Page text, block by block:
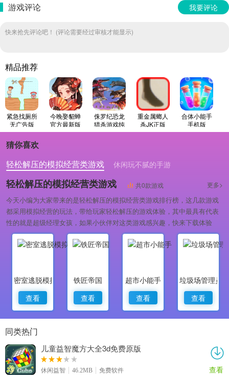
游戏评论 我要评论
快来抢先评论吧！ (评论需要经过审核才能显示)
精品推荐
紧急找厕所
无广告版
今晚娶貂蝉
官方最新版
侏罗纪恐龙
猎杀游戏纯
净版
重金属螂人
杀JK正版
合体小能手
手机版
猜你喜欢
轻松解压的模拟经营类游戏
休闲玩不腻的手游
休闲趣味的模拟经营类游戏
轻松解压的模拟经营类游戏 共0款游戏 更多>
今天小编为大家带来的是轻松解压的模拟经营类游戏排行榜，这几款游戏
都采用模拟经营的玩法，带给玩家轻松解压的游戏体验，其中最具有代表
性的就是超级经理女孩，如果小伙伴对这类游戏感兴趣，快来下载体验
吧！
密室逃脱模拟器
查看
铁匠帝国
查看
超市小能手
查看
垃圾场管理员
查看
同类热门
儿童益智魔方大全3d免费原版
休闲益智 46.2MB 免费软件 查看